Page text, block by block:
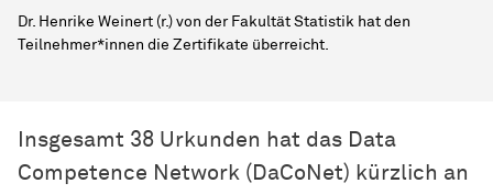
Dr. Henrike Weinert (r.) von der Fakultät Statistik hat den
Teilnehmer*innen die Zertifikate überreicht.
Insgesamt 38 Urkunden hat das Data
Competence Network (DaCoNet) kürzlich an